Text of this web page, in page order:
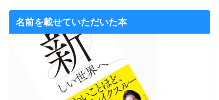
名前を載せていただいた本